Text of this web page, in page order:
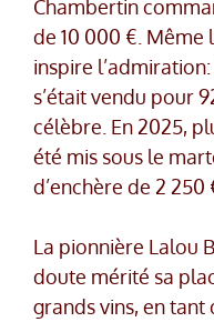
Chambertin
de 10 000 €. Même
inspire
s’était vendu pour
célèbre. En 2025,
été mis sous le
d’enchère de 2 250
La pionnière Lalou
doute mérité sa
grands vins, en